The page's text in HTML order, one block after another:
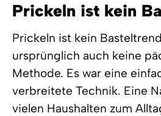
Prickeln ist kein
Prickeln ist kein
ursprünglich auch keine
Methode. Es war eine
verbreitete Technik. Eine
vielen Haushalten zum